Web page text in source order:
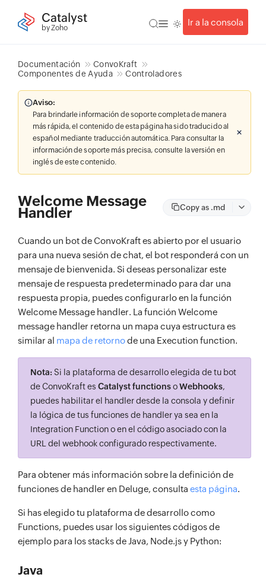
Catalyst
by Zoho
Ir a la consola
Documentación
ConvoKraft
Componentes de Ayuda
Controladores
Aviso:
Para brindarle información de soporte completa de manera
más rápida, el contenido de esta página ha sido traducido al
español mediante traducción automática. Para consultar la
información de soporte más precisa, consulte la versión en
inglés de este contenido.
Welcome Message
Handler Copy as .md
Cuando un bot de ConvoKraft es abierto por el usuario
para una nueva sesión de chat, el bot responderá con un
mensaje de bienvenida. Si deseas personalizar este
mensaje de respuesta predeterminado para dar una
respuesta propia, puedes configurarlo en la función
Welcome Message handler. La función Welcome
message handler retorna un mapa cuya estructura es
similar al mapa de retornode una Execution function.
Nota: Si la plataforma de desarrollo elegida de tu bot
de ConvoKraft es Catalyst functionsoWebhooks,
puedes habilitar el handler desde la consola y definir
la lógica de tus funciones de handler ya sea en la
Integration Function o en el código asociado con la
URL del webhook configurado respectivamente.
Para obtener más información sobre la definición de
funciones de handler en Deluge, consulta esta página.
Si has elegido tu plataforma de desarrollo como
Functions, puedes usar los siguientes códigos de
ejemplo para los stacks de Java, Node.js y Python:
Java